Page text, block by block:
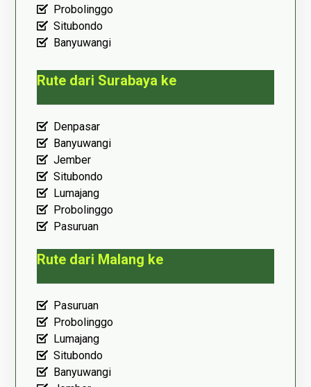
Probolinggo
Situbondo
Banyuwangi
Rute dari Surabaya ke
Denpasar
Banyuwangi
Jember
Situbondo
Lumajang
Probolinggo
Pasuruan
Rute dari Malang ke
Pasuruan
Probolinggo
Lumajang
Situbondo
Banyuwangi